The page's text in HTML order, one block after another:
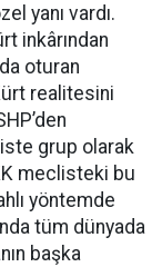
yanı vardı.
inkârından
oturan
realitesini
grup olarak
meclisteki bu
yöntemde
tüm dünyada
başka